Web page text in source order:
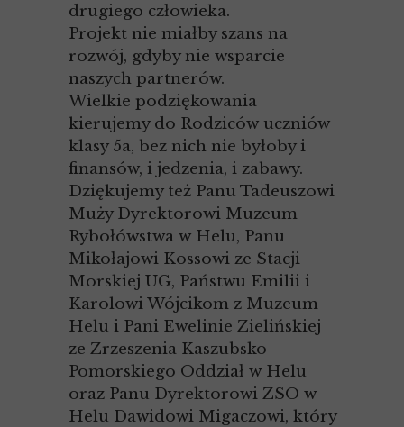
drugiego człowieka.
Projekt nie miałby szans na
rozwój, gdyby nie wsparcie
naszych partnerów.
Wielkie podziękowania
kierujemy do Rodziców uczniów
klasy 5a, bez nich nie byłoby i
finansów, i jedzenia, i zabawy.
Dziękujemy też Panu Tadeuszowi
Muży Dyrektorowi Muzeum
Rybołówstwa w Helu, Panu
Mikołajowi Kossowi ze Stacji
Morskiej UG, Państwu Emilii i
Karolowi Wójcikom z Muzeum
Helu i Pani Ewelinie Zielińskiej
ze Zrzeszenia Kaszubsko-
Pomorskiego Oddział w Helu
oraz Panu Dyrektorowi ZSO w
Helu Dawidowi Migaczowi, który